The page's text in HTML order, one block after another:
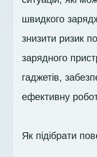
швидкого
знизити ризик
зарядного
гаджетів,
ефективну
Як підібрати